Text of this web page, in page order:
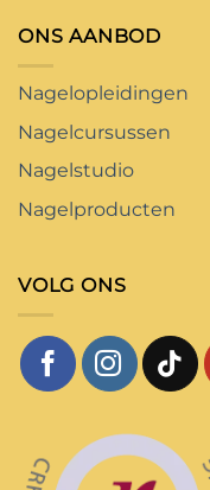
ONS AANBOD
Nagelopleidingen
Nagelcursussen
Nagelstudio
Nagelproducten
VOLG ONS